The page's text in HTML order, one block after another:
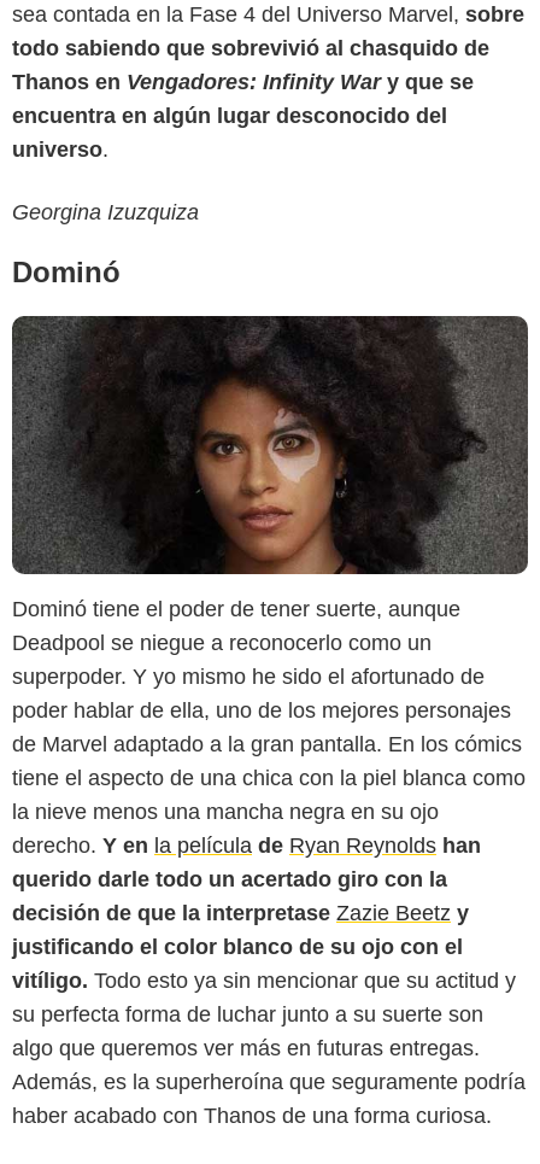
sea contada en la Fase 4 del Universo Marvel, sobre
todo sabiendo que sobrevivió al chasquido de
Thanos en Vengadores: Infinity Wary que se
encuentra en algún lugar desconocido del
universo.
Georgina Izuzquiza
Dominó
Dominó tiene el poder de tener suerte, aunque
Deadpool se niegue a reconocerlo como un
superpoder. Y yo mismo he sido el afortunado de
poder hablar de ella, uno de los mejores personajes
de Marvel adaptado a la gran pantalla. En los cómics
tiene el aspecto de una chica con la piel blanca como
la nieve menos una mancha negra en su ojo
derecho. Y en la película de Ryan Reynolds han
querido darle todo un acertado giro con la
decisión de que la interpretase Zazie Beetz y
justificando el color blanco de su ojo con el
vitíligo. Todo esto ya sin mencionar que su actitud y
su perfecta forma de luchar junto a su suerte son
algo que queremos ver más en futuras entregas.
Además, es la superheroína que seguramente podría
haber acabado con Thanos de una forma curiosa.